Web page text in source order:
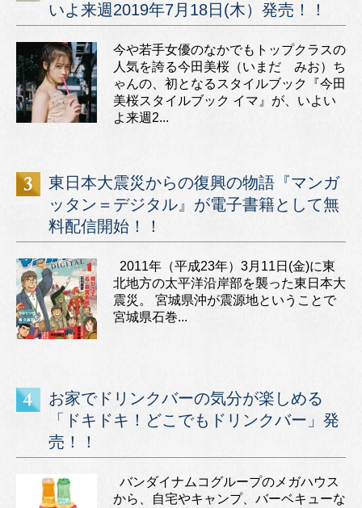
いよ来週2019年7月18日(木）発売！！
今や若手女優のなかでもトップクラスの
人気を誇る今田美桜（いまだ みお）ち
ゃんの、初となるスタイルブック『今田
美桜スタイルブック イマ』が、いよい
よ来週2...
東日本大震災からの復興の物語『マンガ
ッタン＝デジタル』が電子書籍として無
料配信開始！！
2011年（平成23年）3月11日(金)に東
北地方の太平洋沿岸部を襲った東日本大
震災。 宮城県沖が震源地ということで
宮城県石巻...
お家でドリンクバーの気分が楽しめる
「ドキドキ！どこでもドリンクバー」発
売！！
バンダイナムコグループのメガハウス
から、自宅やキャンプ、バーベキューな